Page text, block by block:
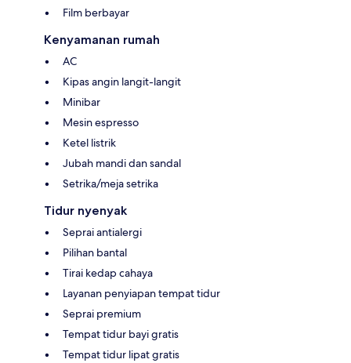
Film berbayar
Kenyamanan rumah
AC
Kipas angin langit-langit
Minibar
Mesin espresso
Ketel listrik
Jubah mandi dan sandal
Setrika/meja setrika
Tidur nyenyak
Seprai antialergi
Pilihan bantal
Tirai kedap cahaya
Layanan penyiapan tempat tidur
Seprai premium
Tempat tidur bayi gratis
Tempat tidur lipat gratis